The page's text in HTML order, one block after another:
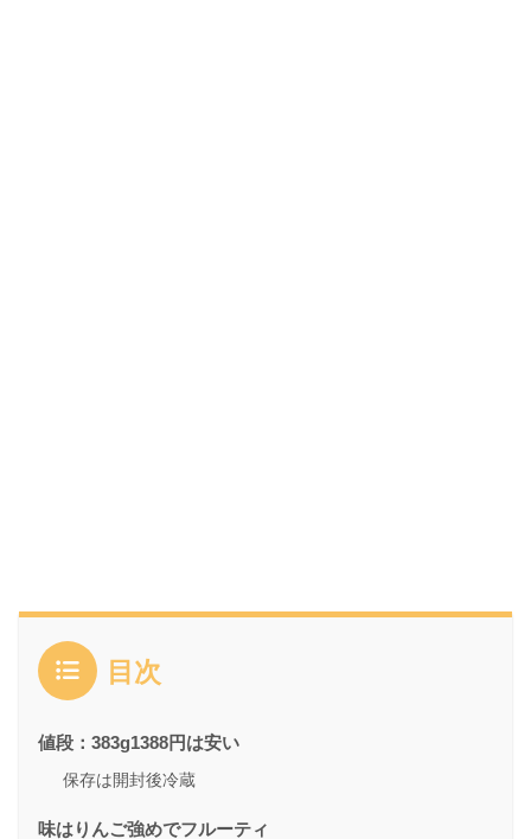
目次
値段：383g1388円は安い
保存は開封後冷蔵
味はりんご強めでフルーティ